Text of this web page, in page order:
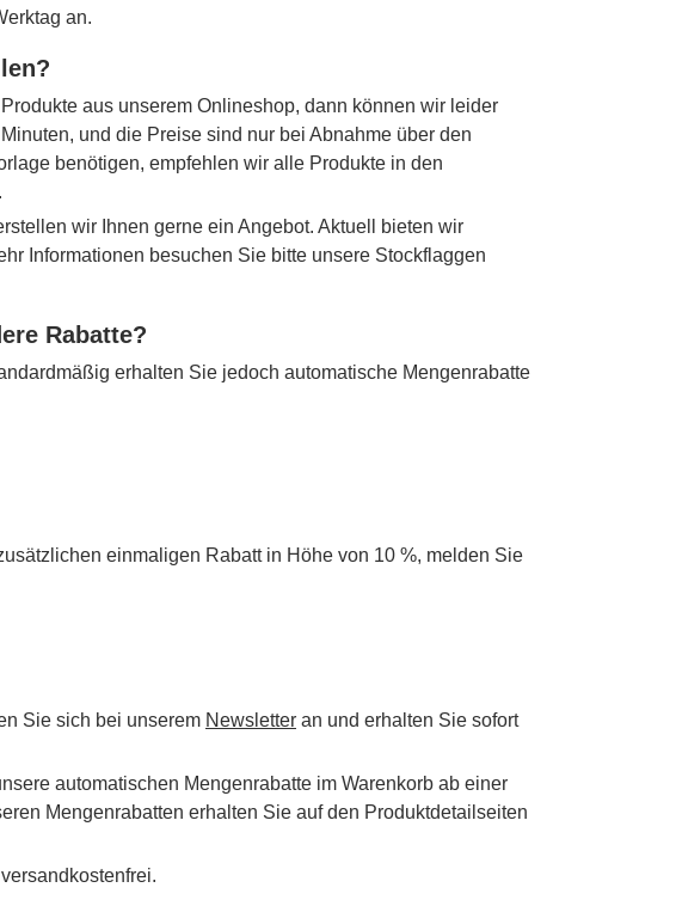
an.
aus unserem Onlineshop, dann können wir leider
und die Preise sind nur bei Abnahme über den
benötigen, empfehlen wir alle Produkte in den
wir Ihnen gerne ein Angebot. Aktuell bieten wir
Informationen besuchen Sie bitte unsere Stockflaggen
Rabatte?
erhalten Sie jedoch automatische Mengenrabatte
einmaligen Rabatt in Höhe von 10 %, melden Sie
Sie sich bei unserem Newsletter an und erhalten Sie sofort
automatischen Mengenrabatte im Warenkorb ab einer
Mengenrabatten erhalten Sie auf den Produktdetailseiten